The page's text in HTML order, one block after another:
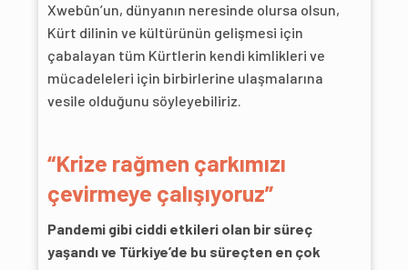
Xwebûn’un, dünyanın neresinde olursa olsun,
Kürt dilinin ve kültürünün gelişmesi için
çabalayan tüm Kürtlerin kendi kimlikleri ve
mücadeleleri için birbirlerine ulaşmalarına
vesile olduğunu söyleyebiliriz.
“Krize rağmen çarkımızı
çevirmeye çalışıyoruz”
Pandemi gibi ciddi etkileri olan bir süreç
yaşandı ve Türkiye’de bu süreçten en çok